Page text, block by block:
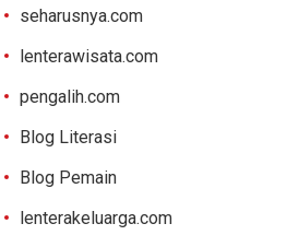
seharusnya.com
lenterawisata.com
pengalih.com
Blog Literasi
Blog Pemain
lenterakeluarga.com